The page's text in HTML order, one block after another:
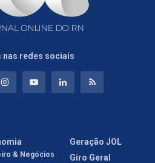
nas redes sociais
& Negócios
Geração JOL
Giro Geral